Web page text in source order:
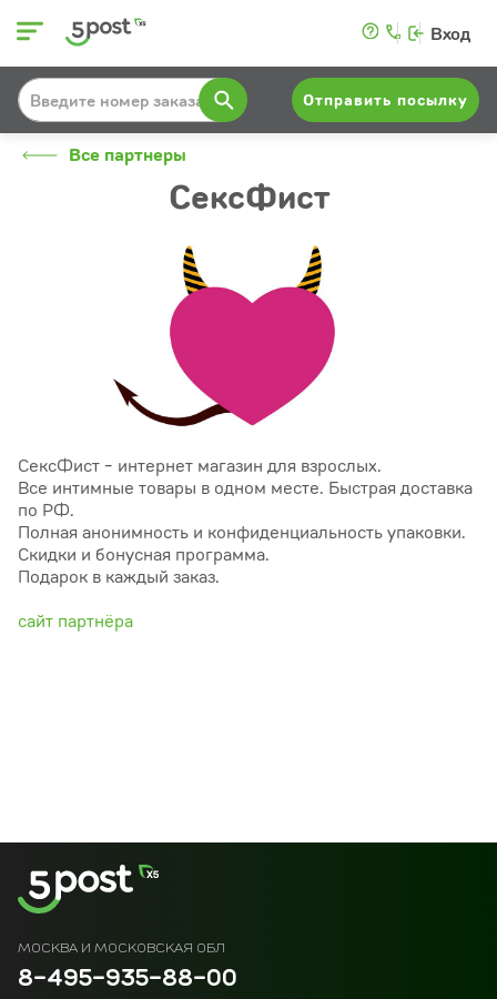
Вход
Отправить посылку
Все партнеры
СексФист
СексФист - интернет магазин для взрослых.
Все интимные товары в одном месте. Быстрая доставка
по РФ.
Полная анонимность и конфиденциальность упаковки.
Скидки и бонусная программа.
Подарок в каждый заказ.
сайт партнёра
МОСКВА И МОСКОВСКАЯ ОБЛ
8-495-935-88-00